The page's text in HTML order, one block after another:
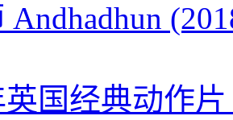
Andhadhun
英国经典动作